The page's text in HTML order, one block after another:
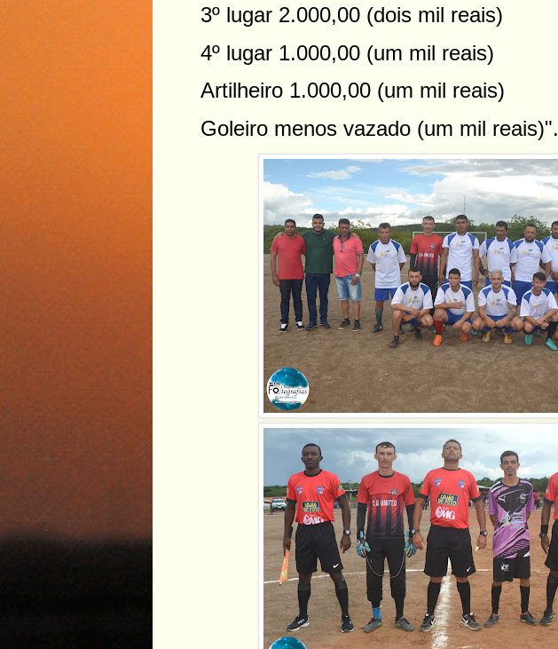
3º lugar 2.000,00 (dois mil reais)
4º lugar 1.000,00 (um mil reais)
Artilheiro 1.000,00 (um mil reais)
Goleiro menos vazado (um mil reais)".